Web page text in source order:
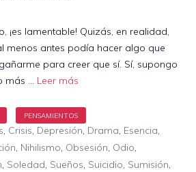
¡es lamentable! Quizás, en realidad,
menos antes podía hacer algo que
para creer que sí. Sí, supongo
más … Leer más
, Crisis, Depresión, Drama, Esencia,
, Nihilismo, Obsesión, Odio,
, Soledad, Sueños, Suicidio, Sumisión,